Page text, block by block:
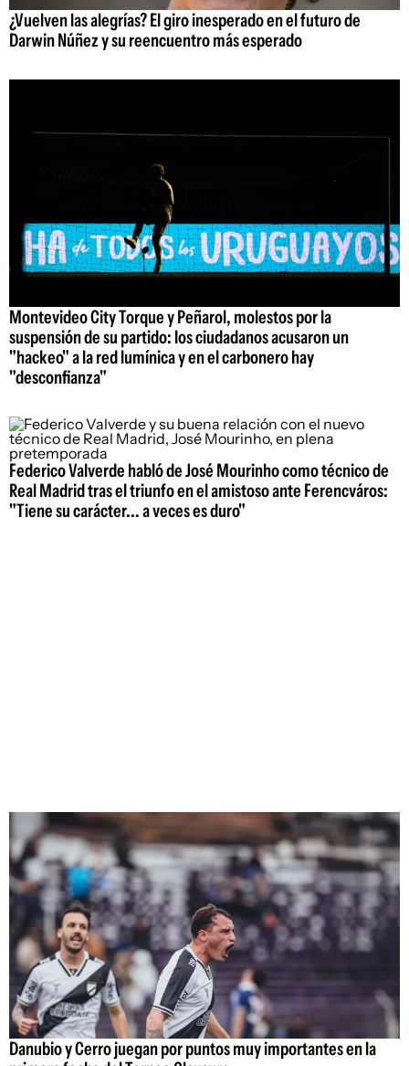
¿Vuelven las alegrías? El giro inesperado en el futuro de
Darwin Núñez y su reencuentro más esperado
Montevideo City Torque y Peñarol, molestos por la
suspensión de su partido: los ciudadanos acusaron un
"hackeo" a la red lumínica y en el carbonero hay
"desconfianza"
Federico Valverde habló de José Mourinho como técnico de
Real Madrid tras el triunfo en el amistoso ante Ferencváros:
"Tiene su carácter... a veces es duro"
Danubio y Cerro juegan por puntos muy importantes en la